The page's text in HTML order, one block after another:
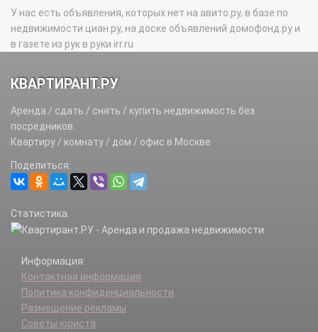
У нас есть объявления, которых нет на авито.ру, в базе по
недвижимости циан.ру, на доске объявлений домофонд.ру и
в газете из рук в руки irr.ru
КВАРТИРАНТ.РУ
Аренда / сдать / снять / купить недвижимость без
посредников.
Квартиру / комнату / дом / офис в Москве
Поделиться:
Статистика:
Информация:
Контактная информация
Политика конфиденциальности
Размещение рекламы
Советы юриста